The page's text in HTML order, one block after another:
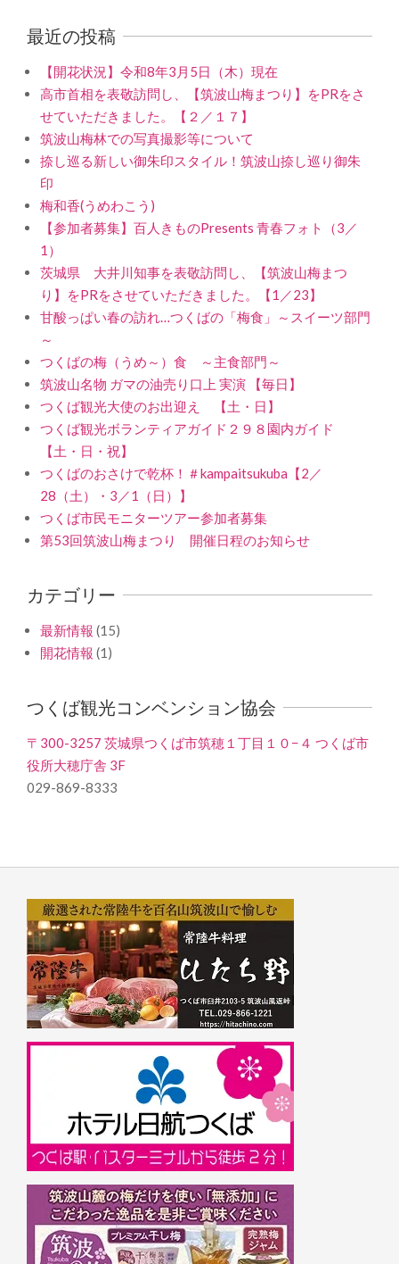
最近の投稿
【開花状況】令和8年3月5日（木）現在
高市首相を表敬訪問し、【筑波山梅まつり】をPRをさ
せていただきました。【２／１７】
筑波山梅林での写真撮影等について
捺し巡る新しい御朱印スタイル！筑波山捺し巡り御朱
印
梅和香(うめわこう)
【参加者募集】百人きものPresents 青春フォト（3／
1）
茨城県 大井川知事を表敬訪問し、【筑波山梅まつ
り】をPRをさせていただきました。【1／23】
甘酸っぱい春の訪れ…つくばの「梅食」～スイーツ部門
～
つくばの梅（うめ～）食 ～主食部門～
筑波山名物 ガマの油売り口上 実演 【毎日】
つくば観光大使のお出迎え 【土・日】
つくば観光ボランティアガイド２９８園内ガイド
【土・日・祝】
つくばのおさけで乾杯！＃kampaitsukuba【2／
28（土）・3／1（日）】
つくば市民モニターツアー参加者募集
第53回筑波山梅まつり 開催日程のお知らせ
カテゴリー
最新情報 (15)
開花情報 (1)
つくば観光コンベンション協会
〒300-3257 茨城県つくば市筑穂１丁目１０−４ つくば市
役所大穂庁舎 3F
029-869-8333